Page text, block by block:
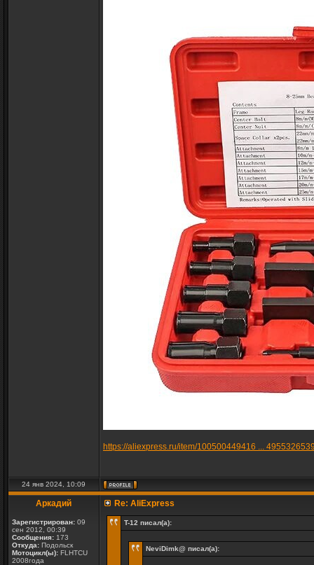
https://aliexpress.ru/item/100500449416 ...
24 янв 2024, 10:09
Аркадий
Зарегистрирован: 09
сен 2012, 00:39
Сообщения: 173
Откуда: Подольск
Мотоцикл(ы): FLHTCU
2008года
Re: AliExpress
T-12 писал(а):
NeviDimk@ писал(а):